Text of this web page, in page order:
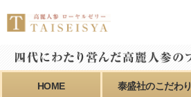
HOME 泰盛社のこだわり